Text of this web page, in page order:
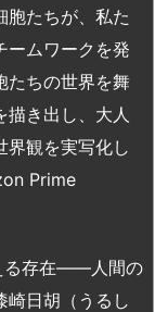
胞たちが、私た
ームワークを発
たちの世界を舞
描き出し、大人
界観を実写化し
Prime
る存在――人間の
崎日胡（うるし